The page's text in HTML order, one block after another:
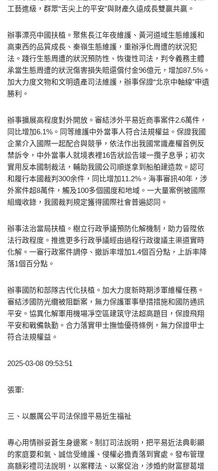
工藝進級，群眾“舌尖上的平安”與財產久遠成長雙贏共贏。
辦事漂亮中國扶植。聚焦長江年夜維護、黃河道域生態維護和
高東西的品質成長、秦嶺生態維護，重辦淨化周遭的狀況犯
法。踐行生態周遭的狀況預防性、恢復性司法，判令義務主體
承當生態周遭的狀況傷害損失賠還償付金96億元，增加87.5%。
加大力度文物和文明遺產司法維護，辦事保證“北京中軸線”申遺
勝利。
辦事擴展高程度對外開放。審結涉外平易近商事案件2.6萬件，
同比增加6.1%。同等維護中外當事人符合法規權益。保證我國
企業介入國際一起配合與競爭，依法作出我國常識產權首例反
禁訴令，中外當事人就境表裡16告狀訟告竣一攬子息爭；初次
實用反本國制裁法，輔助我國公司順遂拿到船舶建造款。認可
和履行本國裁判300余件，同比增加11.2%。海事審訊40年，涉
外案件超8萬件，觸及100多個國度和地域。一大量案例被國際
組織收錄，我國裁判規定獲得國際社會普遍認同。
辦事法治當局扶植。樹立行政爭議預防化解機制，助力晉陞依
法行政程度。推進更多行政爭議經由過程行政復議主渠道實時
化解。一審行政案件調停、撤訴率增加1.4個百分點，上訴率降
落1個百分點。
辦事國防和部隊古代化扶植。加大力度新時期涉軍維權任務。
審結涉國防光纜被阻斷案，無力保護軍事舉措措施和國防通訊
平安。協異化解軍用機場凈空區建筑守法超高題目，保證飛翔
平安和戰備執勤。合力落實甲士撫恤優待條例，無力保證甲士
符合法規權益。
2025-03-08 09:53:51
張軍:
三、以嚴厲公平司法保證平易近生福祉
專心用情辦妥蒼生身邊案。制訂司法說明，把平易近法典彰顯
的家庭要和氣、誠信受維護、侵權必擔責落到實處。發布管理
高額彩禮司法說明，以案釋法、以案促治，涉婚約財富膠葛增